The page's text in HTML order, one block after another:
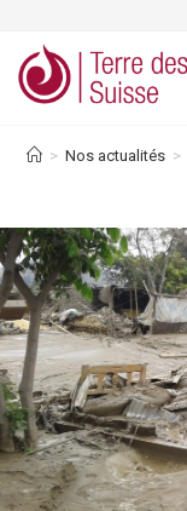
content
> Nos actualités >